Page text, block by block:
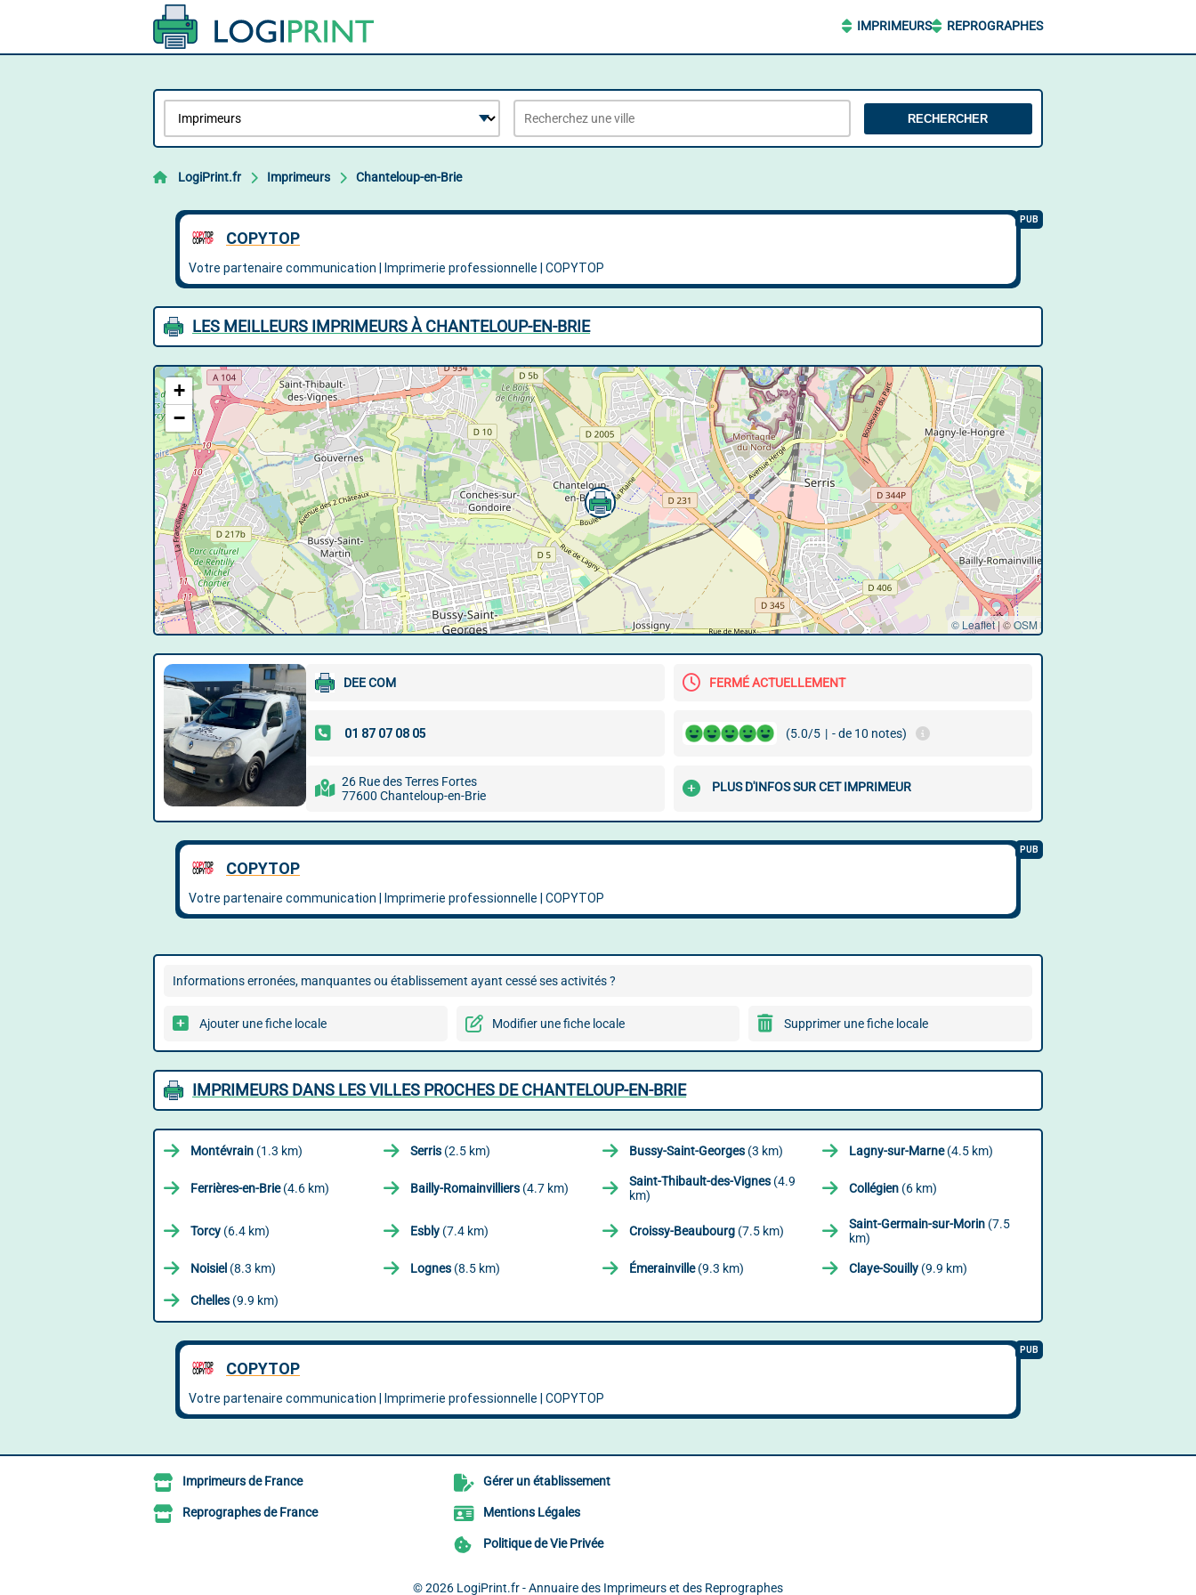
IMPRIMEURS REPROGRAPHES
RECHERCHER
LogiPrint.fr Imprimeurs Chanteloup-en-Brie
LES MEILLEURS IMPRIMEURS À CHANTELOUP-EN-BRIE
+
−
© Leaflet| ©OSM
DEE COM FERMÉ ACTUELLEMENT
(5.0/5 | - de 10 notes)
26 Rue des Terres Fortes
77600 Chanteloup-en-Brie
PLUS D'INFOS SUR CET IMPRIMEUR
Informations erronées, manquantes ou établissement ayant cessé ses activités ?
Ajouter une fiche locale Modifier une fiche locale Supprimer une fiche locale
IMPRIMEURS DANS LES VILLES PROCHES DE CHANTELOUP-EN-BRIE
Montévrain (1.3 km) Serris(2.5 km) Bussy-Saint-Georges (3 km) Lagny-sur-Marne(4.5 km)
Ferrières-en-Brie(4.6 km) Bailly-Romainvilliers(4.7 km) Saint-Thibault-des-Vignes (4.9
km)
Collégien(6 km)
Torcy (6.4 km) Esbly(7.4 km) Croissy-Beaubourg (7.5 km) Saint-Germain-sur-Morin(7.5
km)
Noisiel (8.3 km) Lognes(8.5 km) Émerainville(9.3 km) Claye-Souilly(9.9 km)
Chelles (9.9 km)
Imprimeurs de France
Reprographes de France
Gérer un établissement
Mentions Légales
Politique de Vie Privée
© 2026 LogiPrint.fr - Annuaire des Imprimeurs et des Reprographes